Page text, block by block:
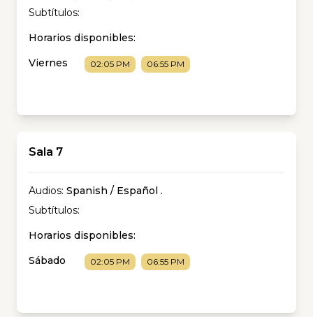
Subtítulos:
Horarios disponibles:
Viernes
02:05 PM 06:55 PM
Sala 7
Audios: Spanish / Español .
Subtítulos:
Horarios disponibles:
Sábado
02:05 PM 06:55 PM